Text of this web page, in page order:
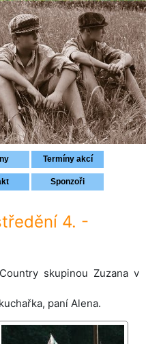
Přihlášení
Termíny akcí
Sponzoři
4. -
skupinou Zuzana v
paní Alena.